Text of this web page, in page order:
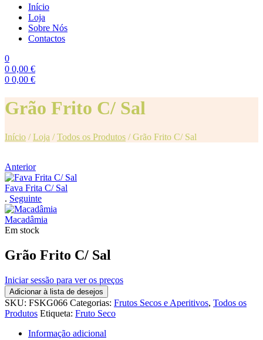
Início
Loja
Sobre Nós
Contactos
0
0 0,00 €
0 0,00 €
Grão Frito C/ Sal
Início /Loja /Todos os Produtos /Grão Frito C/ Sal
Anterior
Fava Frita C/ Sal
. Seguinte
Macadâmia
Em stock
Grão Frito C/ Sal
Iniciar sessão para ver os preços
Adicionar à lista de desejos
SKU: FSKG066 Categorias: Frutos Secos e Aperitivos, Todos os
Produtos Etiqueta: Fruto Seco
Informação adicional